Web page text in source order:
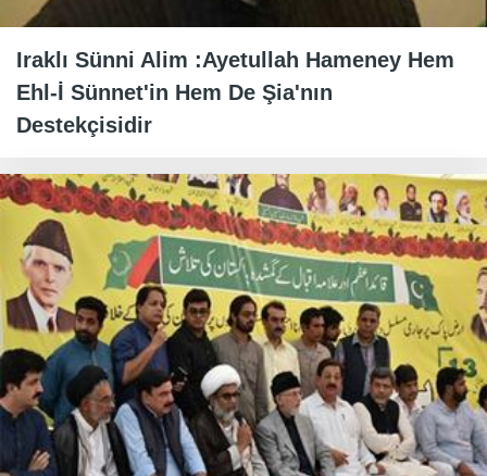
Iraklı Sünni Alim :Ayetullah Hameney Hem
Ehl-İ Sünnet'in Hem De Şia'nın
Destekçisidir